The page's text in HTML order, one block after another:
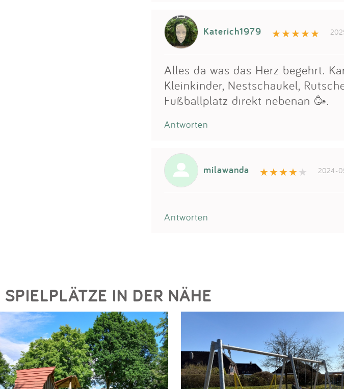
Katerich1979
Alles da was das Herz begehrt.
Kleinkinder, Nestschaukel,
Fußballplatz direkt nebenan 🥳.
Antworten
milawanda 2024-
Antworten
SPIELPLÄTZE IN DER NÄHE